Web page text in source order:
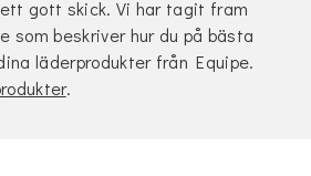
gott skick. Vi har tagit fram
som beskriver hur du på bästa
läderprodukter från Equipe.
.